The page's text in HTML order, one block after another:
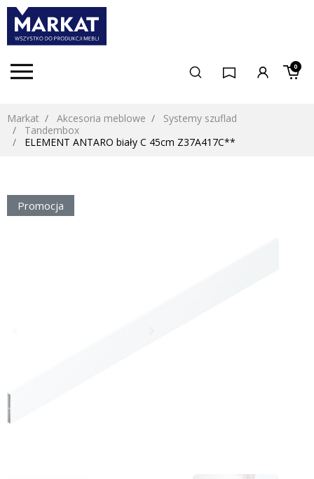
0
Markat Akcesoria meblowe
Systemy szuflad
Tandembox
ELEMENT ANTARO biały C 45cm Z37A417C**
Promocja